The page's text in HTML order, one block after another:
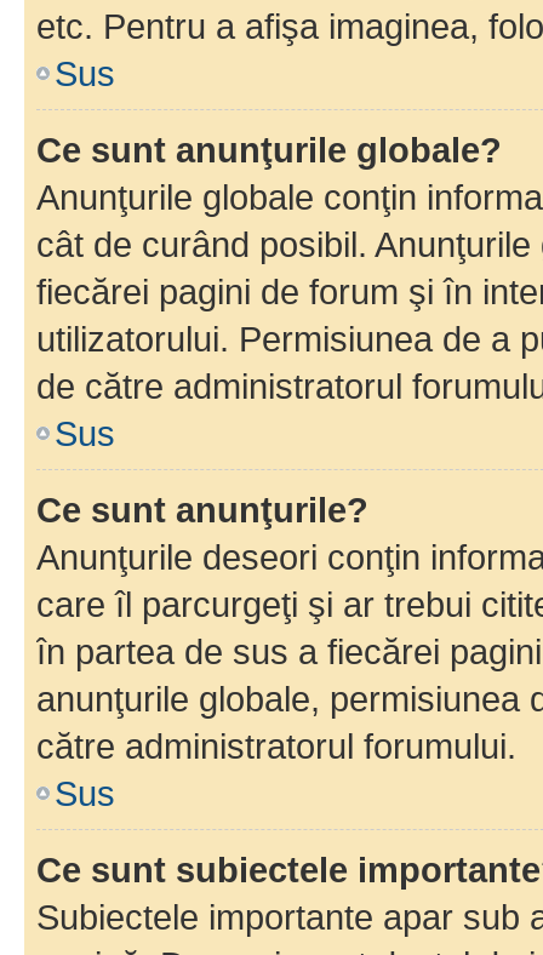
etc. Pentru a afişa imaginea,
Sus
Ce sunt anunţurile globale?
Anunţurile globale conţin
cât de curând posibil.
fiecărei pagini de forum şi în
utilizatorului. Permisiunea de a
de către administratorul
Sus
Ce sunt anunţurile?
Anunţurile deseori conţin
care îl parcurgeţi şi ar trebui
în partea de sus a fiecărei
anunţurile globale, permisiunea
către administratorul forumului.
Sus
Ce sunt subiectele
Subiectele importante apar sub